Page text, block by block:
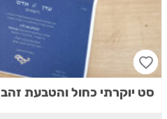
סט יוקרתי כחול והטבעת זהב